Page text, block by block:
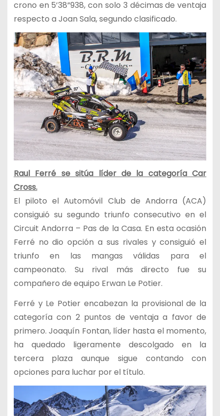
crono en 5’38”938, con solo 3 décimas de ventaja
respecto a Joan Sala, segundo clasificado.
Raul Ferré se sitúa líder de la categoría Car
Cross.
El piloto el Automóvil Club de Andorra (ACA)
consiguió su segundo triunfo consecutivo en el
Circuit Andorra – Pas de la Casa. En esta ocasión
Ferré no dio opción a sus rivales y consiguió el
triunfo en las mangas válidas para el
campeonato. Su rival más directo fue su
compañero de equipo Erwan Le Potier.
Ferré y Le Potier encabezan la provisional de la
categoría con 2 puntos de ventaja a favor de
primero. Joaquín Fontan, líder hasta el momento,
ha quedado ligeramente descolgado en la
tercera plaza aunque sigue contando con
opciones para luchar por el título.